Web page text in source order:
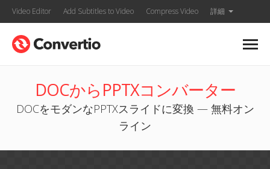
Video Editor Add Subtitles to Video Compress Video 詳細
DOCからPPTXコンバーター
DOCをモダンなPPTXスライドに変換 — 無料オン
ライン